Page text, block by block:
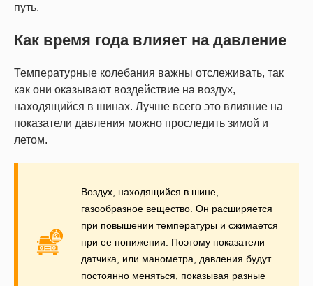
путь.
Как время года влияет на давление
Температурные колебания важны отслеживать, так
как они оказывают воздействие на воздух,
находящийся в шинах. Лучше всего это влияние на
показатели давления можно проследить зимой и
летом.
Воздух, находящийся в шине, –
газообразное вещество. Он расширяется
при повышении температуры и сжимается
при ее понижении. Поэтому показатели
датчика, или манометра, давления будут
постоянно меняться, показывая разные